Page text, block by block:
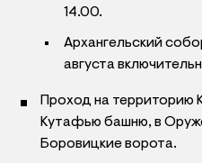
14.00.
Архангельский
августа
Проход на территорию
Кутафью башню, в
Боровицкие ворота.